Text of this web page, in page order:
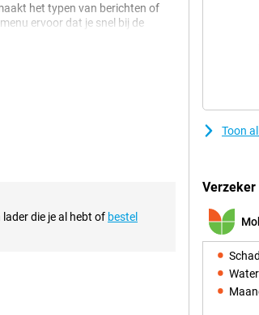
het typen van berichten of
ervoor dat je snel bij de
druk op de knop hulp
voor iedereen die op zoek is
kunt bellen en berichten
en vrienden, waar je ook
mee zonder tussentijds
camerafunctie en snelle
die je al hebt of bestel
Toon
Verzeker